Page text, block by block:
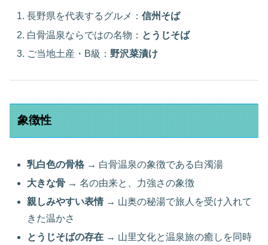
長野県を代表するグルメ：信州そば
白骨温泉ならではの名物： とうじそば
ご当地土産・B級： 野沢菜漬け
象徴性
乳白色の骨格 → 白骨温泉の象徴である白濁湯
大きな骨 → 名の由来と、力強さの象徴
親しみやすい表情→ 山奥の秘湯で旅人を受け入れて
きた温かさ
とうじそばの存在 → 山里文化と温泉旅の癒しを同時